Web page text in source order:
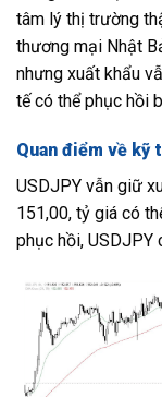
tâm lý thị trường
thương mại Nhật
nhưng xuất khẩu
tế có thể phục hồi
Quan điểm về kỹ
USDJPY vẫn giữ
151,00, tỷ giá có
phục hồi, USDJPY